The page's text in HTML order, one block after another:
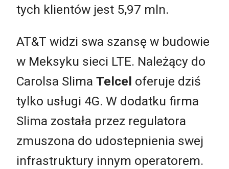
tych klientów jest 5,97 mln.
AT&T widzi swa szansę w budowie
w Meksyku sieci LTE. Należący do
Carolsa Slima Telcel oferuje dziś
tylko usługi 4G. W dodatku firma
Slima została przez regulatora
zmuszona do udostepnienia swej
infrastruktury innym operatorem.